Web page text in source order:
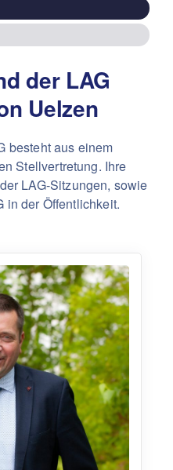
der LAG
Uelzen
besteht aus einem
Stellvertretung. Ihre
LAG-Sitzungen, sowie
in der Öffentlichkeit.